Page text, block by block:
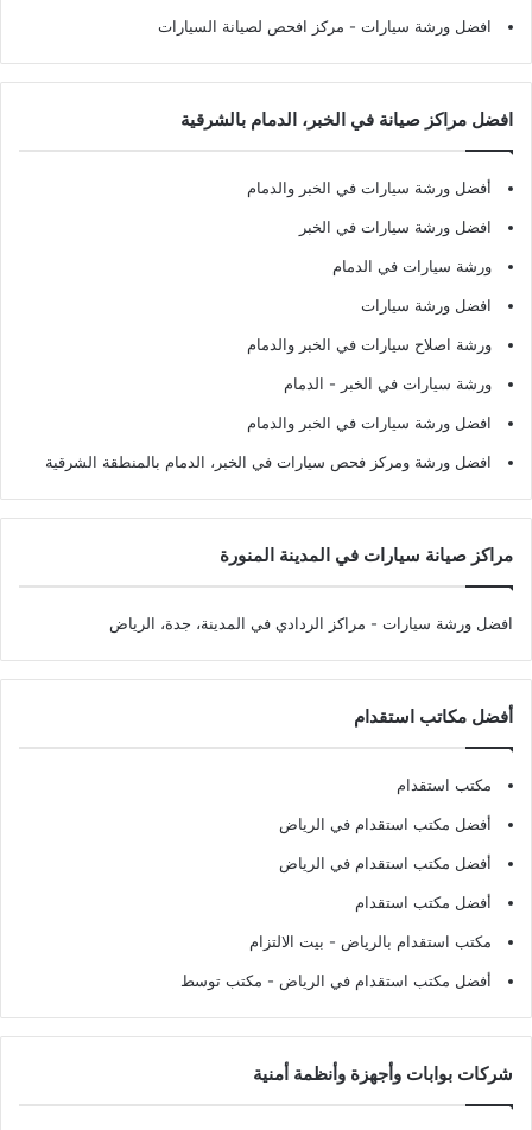
افضل ورشة سيارات - مركز افحص لصيانة السيارات
افضل مراكز صيانة في الخبر، الدمام بالشرقية
أفضل ورشة سيارات في الخبر والدمام
افضل ورشة سيارات في الخبر
ورشة سيارات في الدمام
افضل ورشة سيارات
ورشة اصلاح سيارات في الخبر والدمام
ورشة سيارات في الخبر - الدمام
افضل ورشة سيارات في الخبر والدمام
افضل ورشة ومركز فحص سيارات في الخبر، الدمام بالمنطقة الشرقية
مراكز صيانة سيارات في المدينة المنورة
افضل ورشة سيارات - مراكز الردادي في المدينة، جدة، الرياض
أفضل مكاتب استقدام
مكتب استقدام
أفضل مكتب استقدام في الرياض
أفضل مكتب استقدام في الرياض
أفضل مكتب استقدام
مكتب استقدام بالرياض - بيت الالتزام
أفضل مكتب استقدام في الرياض - مكتب توسط
شركات بوابات وأجهزة وأنظمة أمنية